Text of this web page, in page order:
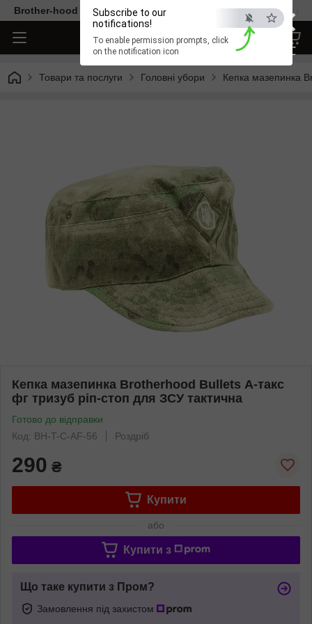
×
ESC
Subscribe to our
notifications!
To enable permission prompts, click
on the notification icon
Brother-hood - Одяг та аксесуари тільки від перевірених
Товари та послуги Головні убори Кепка мазепинка
Кепка мазепинка Brotherhood Bullets А-такс
фг тризуб ріп-стоп для ЗСУ тактична
Готово до відправки
Код: BH-T-C-AF-56
Роздріб
290 ₴
Купити
або
Купити з
Що таке купити з Пром?
Замовлення під захистом